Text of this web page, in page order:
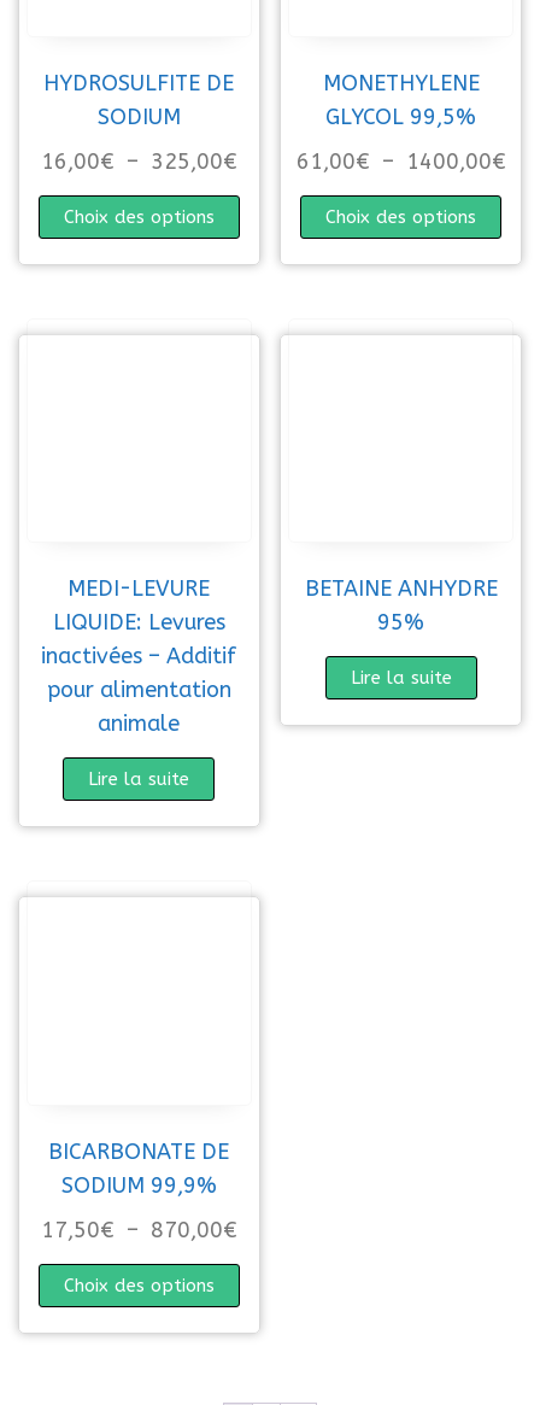
HYDROSULFITE DE
SODIUM
16,00€ – 325,00€Plage de prix : 16,00€ à
Choix des options
Ce produit a plusieurs variations.
MONETHYLENE
GLYCOL 99,5%
61,00€ – 1400,00€
Choix des options
Ce
MEDI-LEVURE
LIQUIDE: Levures
inactivées – Additif
pour alimentation
animale
Lire la suite
BETAINE ANHYDRE
95%
Lire la suite
BICARBONATE DE
SODIUM 99,9%
17,50€ – 870,00€Plage de prix : 17,50€ à
Choix des options
Ce produit a plusieurs variations.